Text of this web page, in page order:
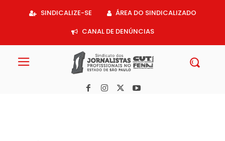
SINDICALIZE-SE
ÁREA DO SINDICALIZADO
CANAL DE DENÚNCIAS